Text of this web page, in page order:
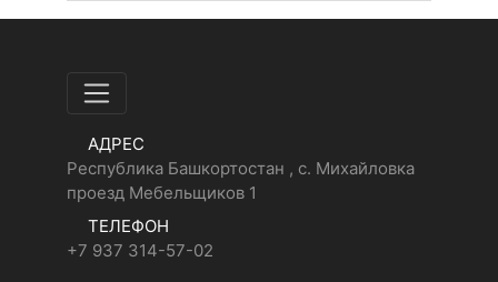
АДРЕС
Республика Башкортостан , с. Михайловка
проезд Мебельщиков 1
ТЕЛЕФОН
+7 937 314-57-02